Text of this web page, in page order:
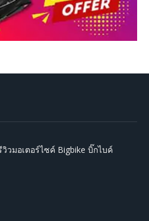
วมอเตอร์ไซค์ Bigbike บิ๊กไบค์